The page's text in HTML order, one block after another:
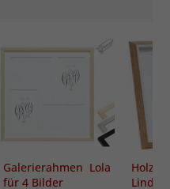
Galerierahmen Lola
für 4 Bilder
Holz-